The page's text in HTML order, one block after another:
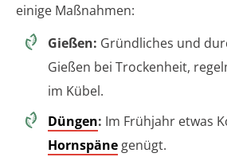
einige Maßnahmen:
Gießen: Gründliches und
Gießen bei Trockenheit,
im Kübel.
Düngen: Im Frühjahr etwas
Hornspäne genügt.